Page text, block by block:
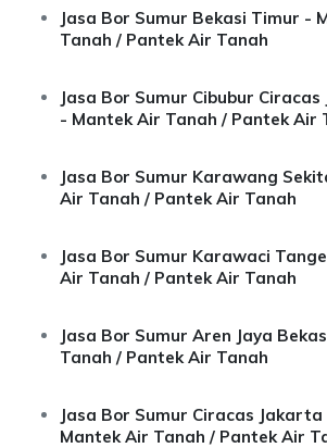
Jasa Bor Sumur Bekasi Timur -
Tanah / Pantek Air Tanah
Jasa Bor Sumur Cibubur
- Mantek Air Tanah / Pantek Air
Jasa Bor Sumur Karawang
Air Tanah / Pantek Air Tanah
Jasa Bor Sumur Karawaci
Air Tanah / Pantek Air Tanah
Jasa Bor Sumur Aren Jaya
Tanah / Pantek Air Tanah
Jasa Bor Sumur Ciracas
Mantek Air Tanah / Pantek Air